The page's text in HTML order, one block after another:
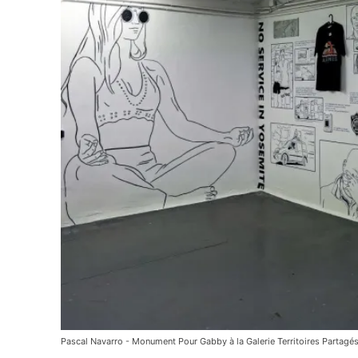
Pascal Navarro - Monument Pour Gabby à la Galerie Territoires Partagés